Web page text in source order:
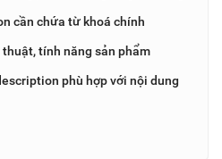
cần chứa từ khoá chính
tính năng sản phẩm
phù hợp với nội dung